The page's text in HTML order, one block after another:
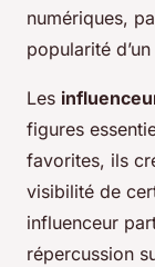
numériques,
popularité
Les
figures
favorites, ils
visibilité de
influenceur
répercussion